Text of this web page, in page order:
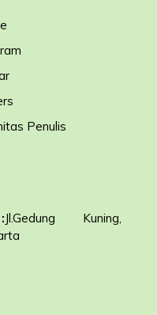
Penulis
Jl.Gedung Kuning,